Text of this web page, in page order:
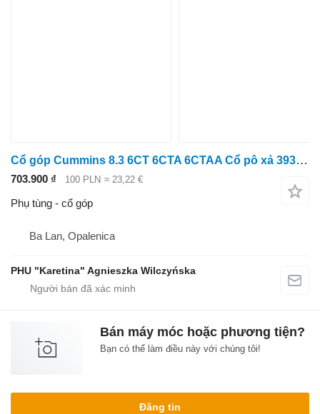
Cổ góp Cummins 8.3 6CT 6CTA 6CTAA Cổ pô xả 3932180 dành cho máy kéo bánh lốp
703.900 ₫ 100 PLN ≈ 23,22 €
Phụ tùng - cổ góp
Ba Lan, Opalenica
PHU "Karetina" Agnieszka Wilczyńska
Bán máy móc hoặc phương tiện?
Bạn có thể làm điều này với chúng tôi!
Đăng tin